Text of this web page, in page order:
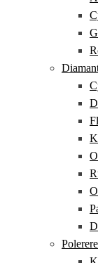
Polerere